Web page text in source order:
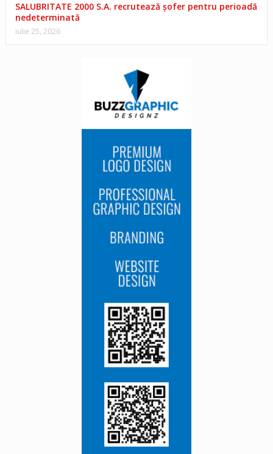
SALUBRITATE 2000 S.A. recrutează șofer pentru perioadă
nedeterminată
iulie 25, 2026